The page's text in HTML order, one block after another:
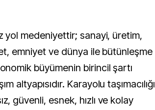
yol medeniyettir; sanayi, üretim,
emniyet ve dünya ile bütünleşme
büyümenin birincil şartı
altyapısıdır. Karayolu taşımacılığı
güvenli, esnek, hızlı ve kolay